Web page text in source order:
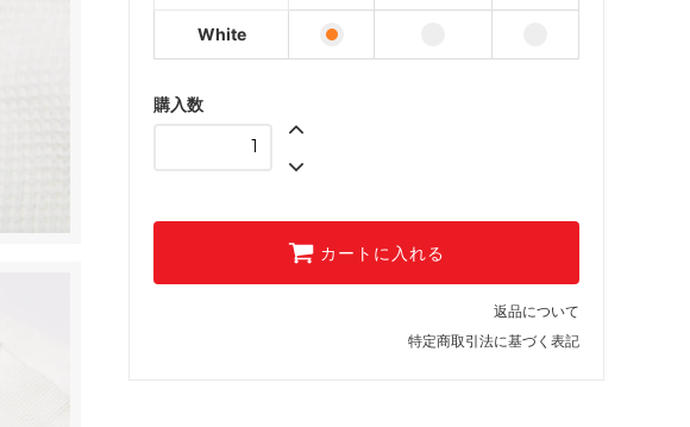
White
購入数
カートに入れる
返品について
特定商取引法に基づく表記